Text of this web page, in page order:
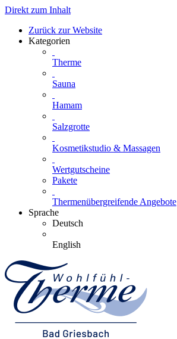
Direkt zum Inhalt
Zurück zur Website
Kategorien
Therme
Sauna
Hamam
Salzgrotte
Kosmetikstudio & Massagen
Wertgutscheine
Pakete
Thermenübergreifende Angebote
Sprache
Deutsch
English